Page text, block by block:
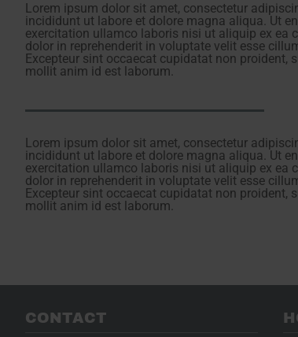
Lorem ipsum dolor sit amet, consectetur
incididunt ut labore et dolore magna aliqua. Ut
exercitation ullamco laboris nisi ut aliquip ex ea
dolor in reprehenderit in voluptate velit esse
Excepteur sint occaecat cupidatat non proident,
mollit anim id est laborum.
Lorem ipsum dolor sit amet, consectetur
incididunt ut labore et dolore magna aliqua. Ut
exercitation ullamco laboris nisi ut aliquip ex ea
dolor in reprehenderit in voluptate velit esse
Excepteur sint occaecat cupidatat non proident,
mollit anim id est laborum.
CONTACT